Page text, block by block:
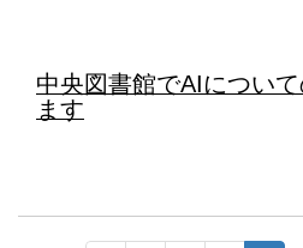
中央図書館でAIについ
ます